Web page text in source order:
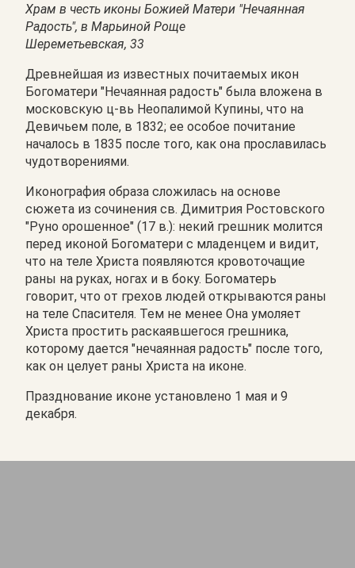
Храм в честь иконы Божией Матери "Нечаянная
Радость", в Марьиной Роще
Шереметьевская, 33
Древнейшая из известных почитаемых икон
Богоматери "Нечаянная радость" была вложена в
московскую ц-вь Неопалимой Купины, что на
Девичьем поле, в 1832; ее особое почитание
началось в 1835 после того, как она прославилась
чудотворениями.
Иконография образа сложилась на основе
сюжета из сочинения св. Димитрия Ростовского
"Руно орошенное" (17 в.): некий грешник молится
перед иконой Богоматери с младенцем и видит,
что на теле Христа появляются кровоточащие
раны на руках, ногах и в боку. Богоматерь
говорит, что от грехов людей открываются раны
на теле Спасителя. Тем не менее Она умоляет
Христа простить раскаявшегося грешника,
которому дается "нечаянная радость" после того,
как он целует раны Христа на иконе.
Празднование иконе установлено 1 мая и 9
декабря.